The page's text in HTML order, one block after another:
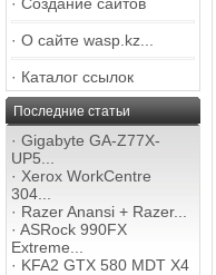
· О сайте wasp.kz...
· Каталог ссылок
Последние статьи
· Gigabyte GA-Z77X-
UP5...
· Xerox WorkCentre
304...
· Razer Anansi + Razer...
· ASRock 990FX
Extreme...
· KFA2 GTX 580 MDT X4